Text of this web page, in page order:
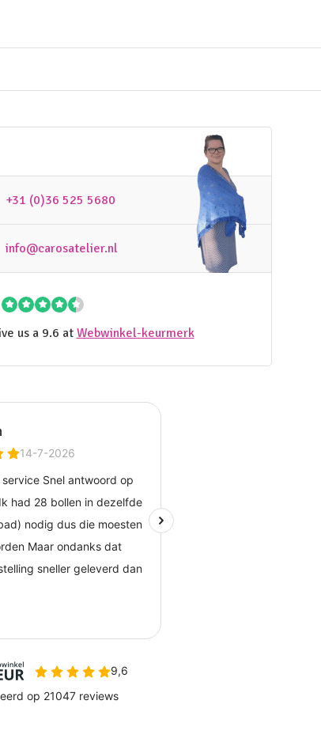
+31 (0)36 525 5680
info@carosatelier.nl
us a 9.6 at Webwinkel-keurmerk